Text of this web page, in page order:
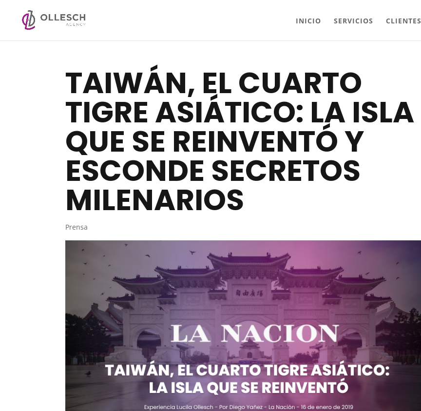
INICIO SERVICIOS CLIENTES
TAIWÁN, EL CUARTO
TIGRE ASIÁTICO: LA ISLA
QUE SE REINVENTÓ Y
ESCONDE SECRETOS
MILENARIOS
Prensa